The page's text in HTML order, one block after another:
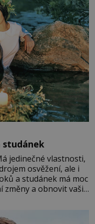
studánek
jedinečné vlastnosti,
osvěžení, ale i
a studánek má moc
změny a obnovit vaši
do svého života